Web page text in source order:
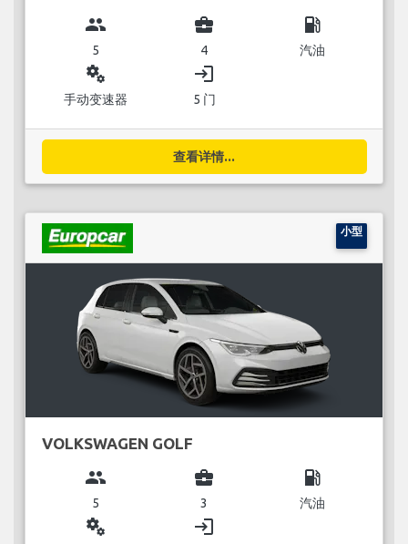
group
5
business_center
4
local_gas_station
汽油
miscellaneous_services
手动变速器
login
5 门
查看详情...
小型
VOLKSWAGEN GOLF
group
5
business_center
3
local_gas_station
汽油
miscellaneous_services login